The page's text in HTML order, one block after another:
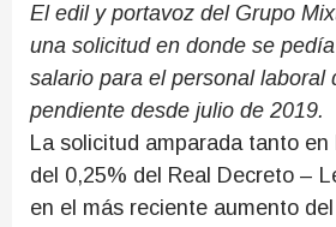
El edil y portavoz del Grupo
una solicitud en donde se
salario para el personal laboral
pendiente desde julio de 2019.
La solicitud amparada tanto en
del 0,25% del Real Decreto –
en el más reciente aumento